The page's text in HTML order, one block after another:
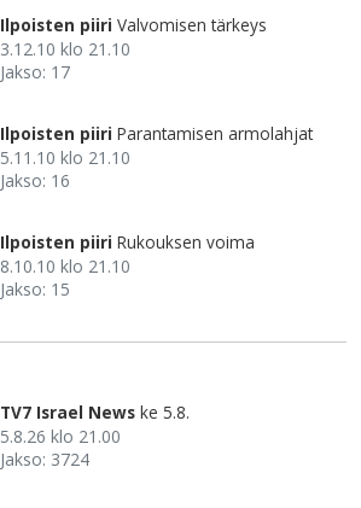
Ilpoisten piiri Valvomisen tärkeys
3.12.10 klo 21.10
Jakso: 17
Ilpoisten piiri Parantamisen armolahjat
5.11.10 klo 21.10
Jakso: 16
Ilpoisten piiri Rukouksen voima
8.10.10 klo 21.10
Jakso: 15
TV7 Israel News ke 5.8.
5.8.26 klo 21.00
Jakso: 3724